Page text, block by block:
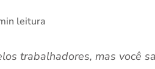
leitura
trabalhadores, mas você